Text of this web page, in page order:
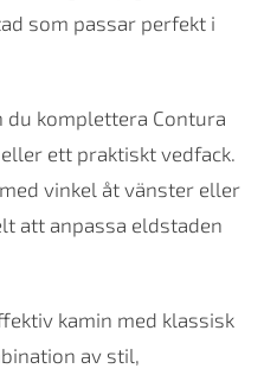
som passar perfekt i
du komplettera Contura
ett praktiskt vedfack.
vinkel åt vänster eller
att anpassa eldstaden
kamin med klassisk
av stil,